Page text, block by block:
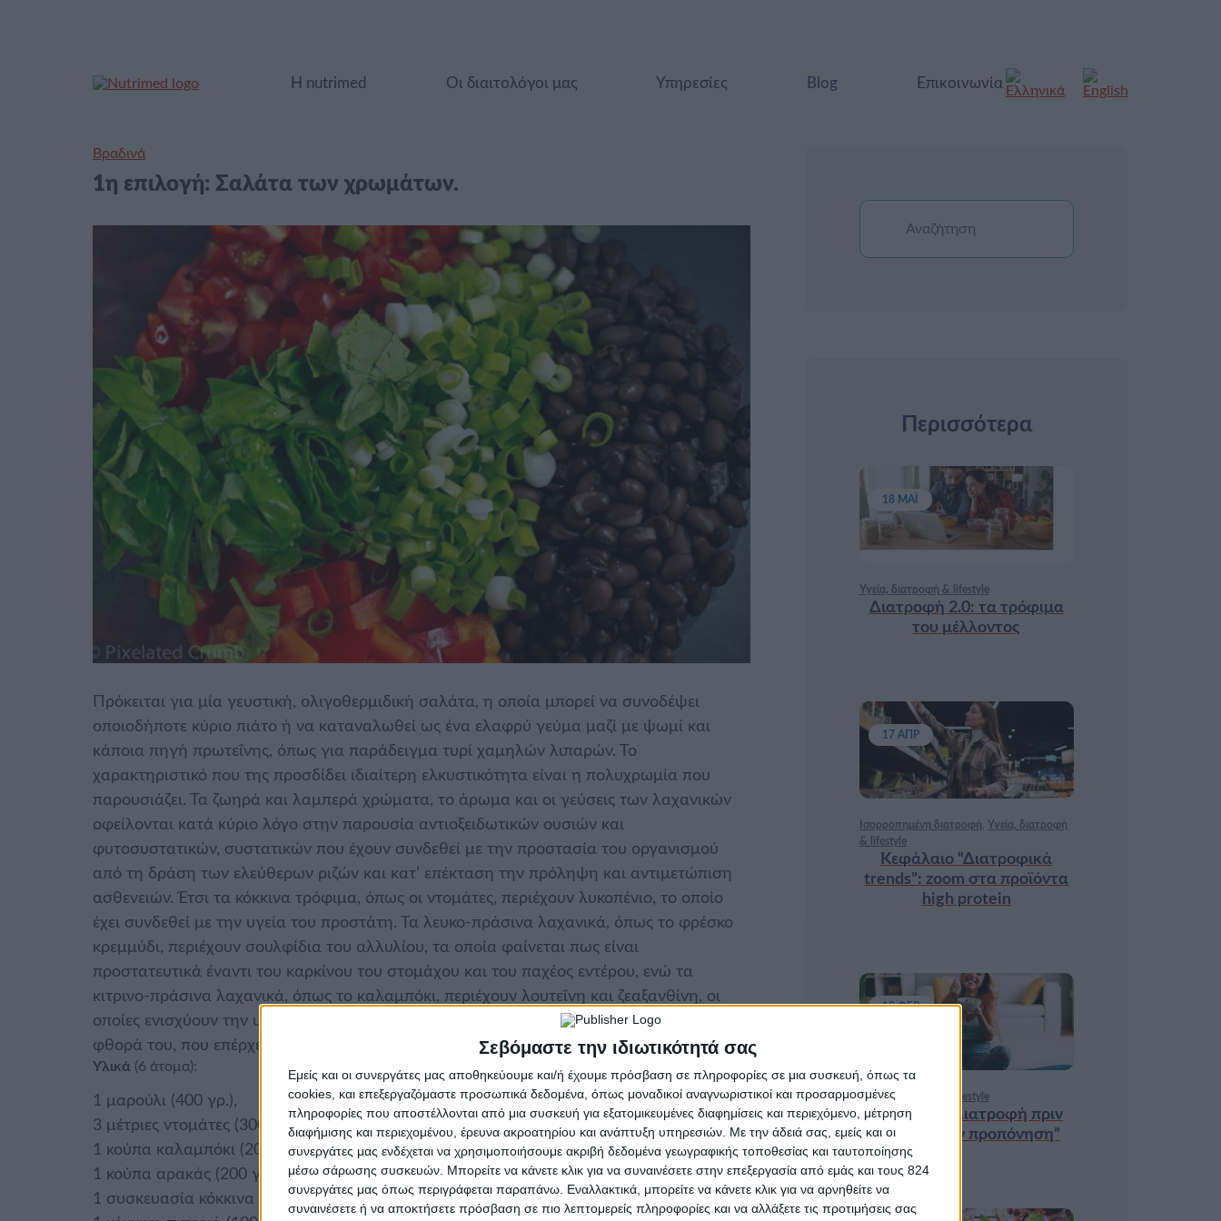
Σεβόμαστε την ιδιωτικότητά σας
Εμείς και οι συνεργάτες μας αποθηκεύουμε και/ή έχουμε πρόσβαση σε πληροφορίες σε μια συσκευή, όπως τα
cookies, και επεξεργαζόμαστε προσωπικά δεδομένα, όπως μοναδικοί αναγνωριστικοί και προσαρμοσμένες
πληροφορίες που αποστέλλονται από μια συσκευή για εξατομικευμένες διαφημίσεις και περιεχόμενο, μέτρηση
διαφήμισης και περιεχομένου, έρευνα ακροατηρίου και ανάπτυξη υπηρεσιών. Με την άδειά σας, εμείς και οι
συνεργάτες μας ενδέχεται να χρησιμοποιήσουμε ακριβή δεδομένα γεωγραφικής τοποθεσίας και ταυτοποίησης
μέσω σάρωσης συσκευών. Μπορείτε να κάνετε κλικ για να συναινέσετε στην επεξεργασία από εμάς και τους 824
συνεργάτες μας όπως περιγράφεται παραπάνω. Εναλλακτικά, μπορείτε να κάνετε κλικ για να αρνηθείτε να
συναινέσετε ή να αποκτήσετε πρόσβαση σε πιο λεπτομερείς πληροφορίες και να αλλάξετε τις προτιμήσεις σας
Η nutrimed Οι διαιτολόγοι μας Υπηρεσίες Blog Επικοινωνία
Βραδινά
1η επιλογή: Σαλάτα των χρωμάτων.
Πρόκειται για μία γευστική, ολιγοθερμιδική σαλάτα, η οποία μπορεί να συνοδέψει
οποιοδήποτε κύριο πιάτο ή να καταναλωθεί ως ένα ελαφρύ γεύμα μαζί με ψωμί και
κάποια πηγή πρωτεΐνης, όπως για παράδειγμα τυρί χαμηλών λιπαρών. Το
χαρακτηριστικό που της προσδίδει ιδιαίτερη ελκυστικότητα είναι η πολυχρωμία που
παρουσιάζει. Τα ζωηρά και λαμπερά χρώματα, το άρωμα και οι γεύσεις των λαχανικών
οφείλονται κατά κύριο λόγο στην παρουσία αντιοξειδωτικών ουσιών και
φυτοσυστατικών, συστατικών που έχουν συνδεθεί με την προστασία του οργανισμού
από τη δράση των ελεύθερων ριζών και κατ’ επέκταση την πρόληψη και αντιμετώπιση
ασθενειών. Έτσι τα κόκκινα τρόφιμα, όπως οι ντομάτες, περιέχουν λυκοπένιο, το οποίο
έχει συνδεθεί με την υγεία του προστάτη. Τα λευκο-πράσινα λαχανικά, όπως το φρέσκο
κρεμμύδι, περιέχουν σουλφίδια του αλλυλίου, τα οποία φαίνεται πως είναι
προστατευτικά έναντι του καρκίνου του στομάχου και του παχέος εντέρου, ενώ τα
κιτρινο-πράσινα λαχανικά, όπως το καλαμπόκι, περιέχουν λουτεΐνη και ζεαξανθίνη, οι
οποίες ενισχύουν την υγεία του αμφιβληστροειδούς χιτώνα του ματιού και εμποδίζουν τη
φθορά του, που επέρχεται με την πάροδο των ετών.
Υλικά (6 άτομα):
1 μαρούλι (400 γρ.),
3 μέτριες ντομάτες (300 γρ.),
1 κούπα καλαμπόκι (200 γρ.),
1 κούπα αρακάς (200 γρ.),
1 συσκευασία κόκκινα φασόλια (200 γρ.),
Περισσότερα
Υγεία, διατροφή & lifestyle
Διατροφή 2.0: τα τρόφιμα
του μέλλοντος
18 ΜΆΙ
Ισορροπημένη διατροφή
Υγεία, διατροφή
& lifestyle
Κεφάλαιο “Διατροφικά
trends”: zoοm στα προϊόντα
high protein
17 ΑΠΡ
Υγεία, διατροφή & lifestyle
Κεφάλαιο “Διατροφή πριν
και μετά την προπόνηση”
18 ΦΕΒ